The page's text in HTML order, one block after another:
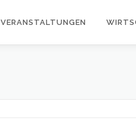
VERANSTALTUNGEN